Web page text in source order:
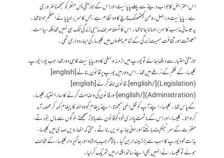
اس اعتراض کا جواب دینے سے پہلے پاپائیت اور اس کے تاریخی پس منظر کو سمجھنا ضروری
ہے۔پاپائیت در اصل رومن کیتھولک چرچ کا وہ نظام ہے ، جس کا سربراہ پاپائے اعظم ہوتا تھا۔
یہ عیسائی مذہب کا سربراہ مانا جاتا تھا۔اس کا تسلط صرف مذہبی زندگی تک ہی نہیں تھا بلکہ سیاست،
معیشت اور ثقافت سمیت زندگی کے تمام پہلوؤں میں کلیساء کی اجارہ داری تھی۔
تاریخی اعتبار سے دیکھا جائے تو یورپ میں ازمنہ وسطیٰ کا دورپاپائیت کا ہی دور تھا، جب پورا یورپ
کلیساء کے ظلم کے نرغے میں تھا۔ اس دور میں یورپ پر قانون بنانے[english]
(Legislation)[/english]، قانون نافذکرنے [english]
(Administration)[/english] اور قانون کی وضاحت کرنے کا سارا اختیار کلیساء
کے پاس تھا۔کلیساء اپنے آپ کو ظل الہی سمجھتا، اپنے پیغا م کو وہ اللہ کا پیغام کہہ کر عملدرآمد
کرواتا۔ کلیساء اور اس کے ماتحت پادری خود کو قانون سے بالا تر سمجھتے ، لوگوں سے مال بٹورتے،
مغفرت کے سرٹیفکیٹ بانٹتے اور اپنی جائیدادیں بناتے۔حتی کہ اٹھارویں صدی میں کلیساء
بذات خود یورپ کاسب سے بڑا زمیندار بن گیا۔ بالآخر جب بادشاہ اور جاگیر دار کلیساء کے مخالف
ہوئے تو کلیساء نے انہیں بھی اپنے ساتھ اقتدار میں شریک کر لیا۔